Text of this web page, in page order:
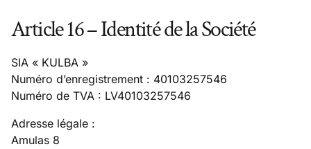
Article 16 – Identité de la Société
SIA « KULBA »
Numéro d’enregistrement : 40103257546
Numéro de TVA : LV40103257546
Adresse légale :
Amulas 8